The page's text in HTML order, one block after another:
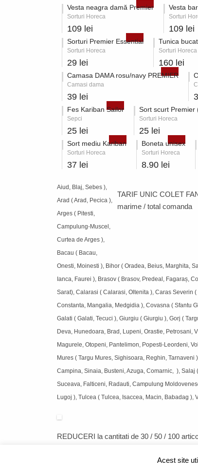
Vesta neagra damă Premier
Sorturi Horeca
109 lei
Vesta
Sorturi
109 lei
Sorturi Premier Essential
Sorturi Horeca
29 lei
Tunica
Sorturi Horeca
160 lei
Camasa DAMA rosu/navy PREMIER
Camasi dama
39 lei
Fes Kariban Sailor
Sepci
25 lei
Sort scurt Premier
Sorturi Horeca
25 lei
Sort mediu Kariban
Sorturi Horeca
37 lei
Boneta unisex
Sorturi Horeca
8.90 lei
TARIF UNIC COLET
marime / total comanda
Aiud, Blaj, Sebes ),
Arad ( Arad, Pecica ),
Arges ( Pitesti,
Campulung-Muscel,
Curtea de Arges ),
Bacau ( Bacau,
Onesti, Moinesti ), Bihor ( Oradea, Beius, Marghita,
Ianca, Faurei ), Brasov ( Brasov, Predeal, Fagaraș,
Sarat), Calarasi ( Calarasi, Oltenita ), Caras Severin
Constanta, Mangalia, Medgidia ), Covasna ( Sfantu
Galati ( Galati, Tecuci ), Giurgiu ( Giurgiu ), Gorj (
Deva, Hunedoara, Brad, Lupeni, Orastie, Petrosani,
Magurele, Otopeni, Pantelimon, Popesti-Leordeni,
Mures ( Targu Mures, Sighisoara, Reghin,
Campina, Sinaia, Busteni, Azuga, Comarnic, ),
Suceava, Falticeni, Radauti, Campulung
Lugoj ), Tulcea ( Tulcea, Isaccea, Macin, Babadag
REDUCERI la cantitati de 30 / 50 / 100
Acest site